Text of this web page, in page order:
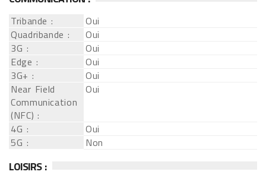
Tribande :
Oui
Quadribande :
Oui
3G :
Oui
Edge :
Oui
3G+ :
Oui
Near Field
Communication
(NFC) :
Oui
4G :
Oui
5G :
Non
LOISIRS :